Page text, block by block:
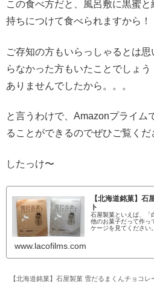
この食べ方だと、風呂敷に黒蜜
持ちにつけて食べられますから！
ご存知の方もいらっしゃるとは
らなかった方もいたことでしょ
ありませんでしたから。。。
と言うわけで、Amazonプライ
ることができるのでぜひご覧くだ
したっけ〜
【北海道銘菓】石
ト
石屋製菓といえば、「
他のお菓子だって作っ
ケージを見てください
ね。レジで並んでい
のカレーってあるん
www.lacofilms.com
【北海道銘菓】石屋製菓 雪だるまくんチョコレ